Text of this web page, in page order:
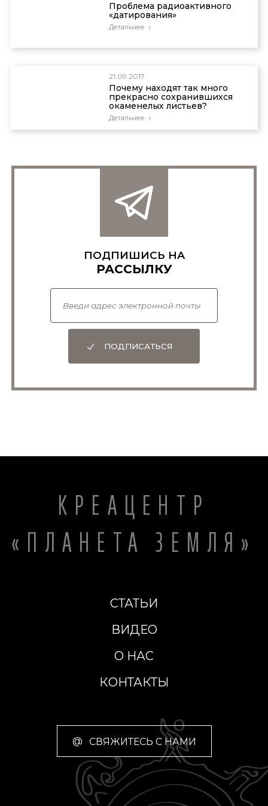
Проблема радиоактивного
«датирования»
Детальнее
21.09.2017
Почему находят так много
прекрасно сохранившихся
окаменелых листьев?
Детальнее
ПОДПИШИСЬ НА
РАССЫЛКУ
ПОДПИСАТЬСЯ
КРЕАЦЕНТР
«ПЛАНЕТА ЗЕМЛЯ»
СТАТЬИ
ВИДЕО
О НАС
КОНТАКТЫ
@ СВЯЖИТЕСЬ С НАМИ